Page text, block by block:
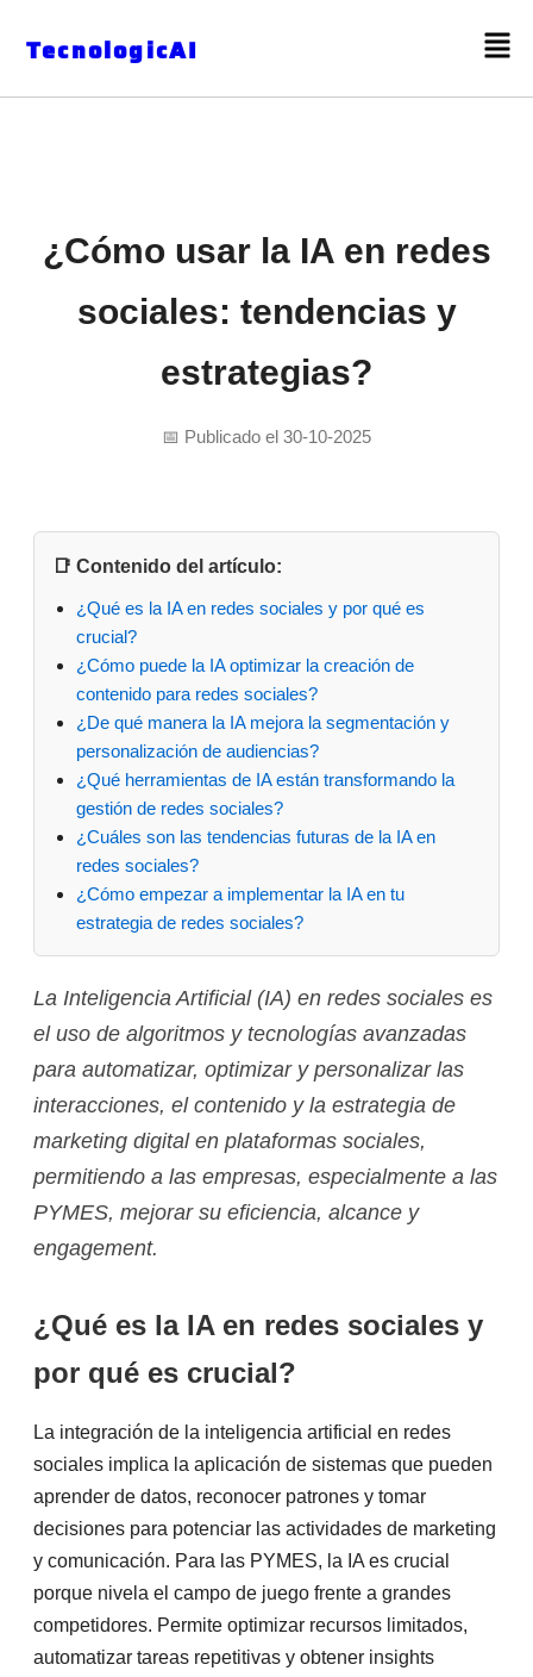
TecnologicAI
¿Cómo usar la IA en redes
sociales: tendencias y
estrategias?
📅 Publicado el 30-10-2025
📑 Contenido del artículo:
¿Qué es la IA en redes sociales y por qué es
crucial?
¿Cómo puede la IA optimizar la creación de
contenido para redes sociales?
¿De qué manera la IA mejora la segmentación y
personalización de audiencias?
¿Qué herramientas de IA están transformando la
gestión de redes sociales?
¿Cuáles son las tendencias futuras de la IA en
redes sociales?
¿Cómo empezar a implementar la IA en tu
estrategia de redes sociales?
La Inteligencia Artificial (IA) en redes sociales es
el uso de algoritmos y tecnologías avanzadas
para automatizar, optimizar y personalizar las
interacciones, el contenido y la estrategia de
marketing digital en plataformas sociales,
permitiendo a las empresas, especialmente a las
PYMES, mejorar su eficiencia, alcance y
engagement.
¿Qué es la IA en redes sociales y
por qué es crucial?
La integración de la inteligencia artificial en redes
sociales implica la aplicación de sistemas que pueden
aprender de datos, reconocer patrones y tomar
decisiones para potenciar las actividades de marketing
y comunicación. Para las PYMES, la IA es crucial
porque nivela el campo de juego frente a grandes
competidores. Permite optimizar recursos limitados,
automatizar tareas repetitivas y obtener insights